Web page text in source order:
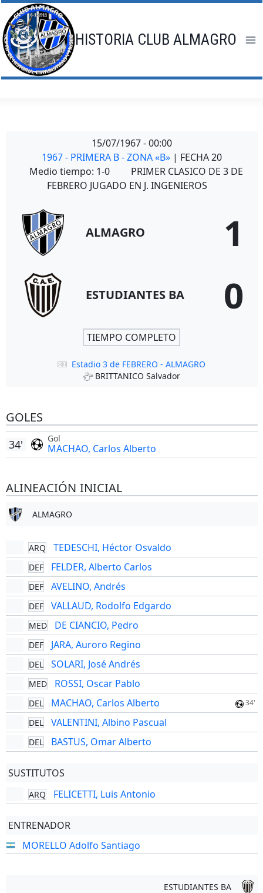
Saltar
al
contenido
HISTORIA CLUB ALMAGRO
15/07/1967 - 00:00
1967 - PRIMERA B - ZONA «B» | FECHA 20
Medio tiempo: 1-0
PRIMER CLASICO DE 3 DE
FEBRERO JUGADO EN J. INGENIEROS
ALMAGRO 1
ESTUDIANTES BA 0
TIEMPO COMPLETO
Estadio 3 de FEBRERO - ALMAGRO
BRITTANICO Salvador
GOLES
Gol
MACHAO, Carlos Alberto
34'
ALINEACIÓN INICIAL
ALMAGRO
ARQ TEDESCHI, Héctor Osvaldo
DEF FELDER, Alberto Carlos
DEF AVELINO, Andrés
DEF VALLAUD, Rodolfo Edgardo
MED DE CIANCIO, Pedro
DEF JARA, Auroro Regino
DEL SOLARI, José Andrés
MED ROSSI, Oscar Pablo
DEL MACHAO, Carlos Alberto 34'
DEL VALENTINI, Albino Pascual
DEL BASTUS, Omar Alberto
SUSTITUTOS
ARQ FELICETTI, Luis Antonio
ENTRENADOR
MORELLO Adolfo Santiago
ESTUDIANTES BA